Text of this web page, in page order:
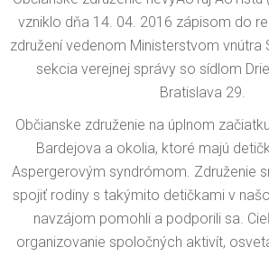
vzniklo dňa 14. 04. 2016 zápisom do
združení vedenom Ministerstvom vnútra
sekcia verejnej správy so sídlom
Bratislava 29.
Občianske združenie na úplnom
Bardejova a okolia, ktoré majú
Aspergerovým syndrómom. Združenie
spojiť rodiny s takýmito detičkami v
navzájom pomohli a podporili sa.
organizovanie spoločných aktivít,